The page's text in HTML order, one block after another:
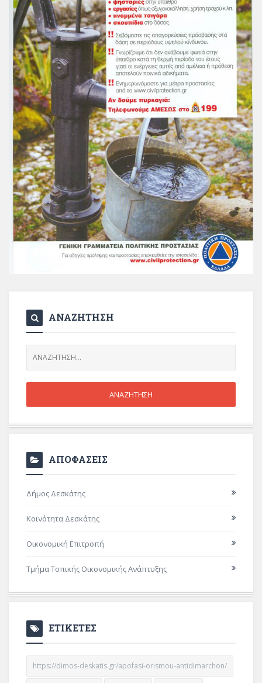
ΑΝΑΖΗΤΗΣΗ
ΑΠΟΦΑΣΕΙΣ
Δήμος Δεσκάτης
Κοινότητα Δεσκάτης
Οικονομική Επιτροπή
Τμήμα Τοπικής Οικονομικής Ανάπτυξης
ΕΤΙΚΕΤΕΣ
https://dimos-deskatis.gr/apofasi-orismou-antidimarchon/